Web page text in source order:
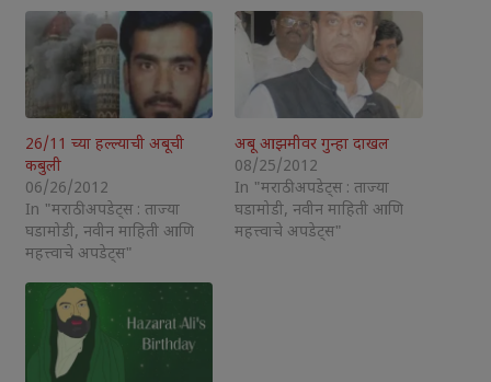
26/11 च्या हल्ल्याची अबूची
कबुली
06/26/2012
In "मराठी अपडेट्स : ताज्या
घडामोडी, नवीन माहिती आणि
महत्त्वाचे अपडेट्स"
अबू आझमीवर गुन्हा दाखल
08/25/2012
In "मराठी अपडेट्स : ताज्या
घडामोडी, नवीन माहिती आणि
महत्त्वाचे अपडेट्स"